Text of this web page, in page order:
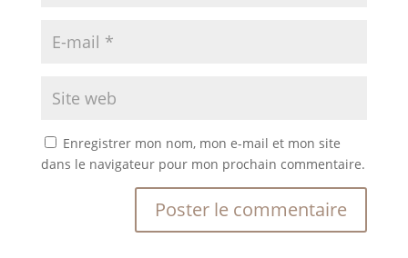
Enregistrer mon nom, mon e-mail et mon site
dans le navigateur pour mon prochain commentaire.